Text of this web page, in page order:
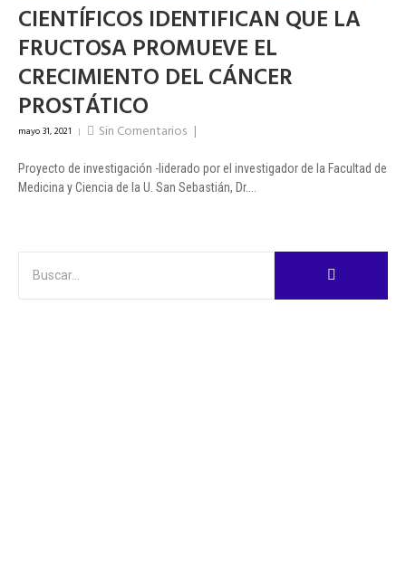
CIENTÍFICOS IDENTIFICAN QUE LA
FRUCTOSA PROMUEVE EL
CRECIMIENTO DEL CÁNCER
PROSTÁTICO
mayo 31, 2021 | Sin Comentarios |
Proyecto de investigación -liderado por el investigador de la Facultad de
Medicina y Ciencia de la U. San Sebastián, Dr....